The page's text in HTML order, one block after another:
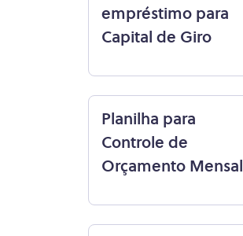
empréstimo para
Capital de Giro
Planilha para
Controle de
Orçamento Mensal